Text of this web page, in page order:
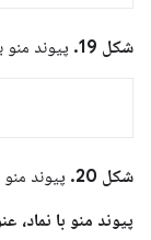
شکل 19. پیوند منو
شکل 20.
پیوند
پیوند منو با